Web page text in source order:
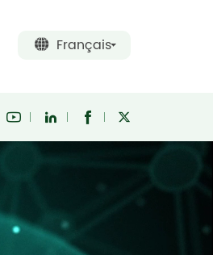
Français